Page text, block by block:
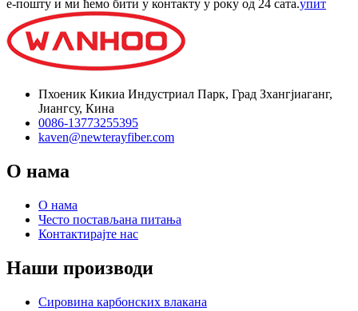
е-пошту и ми ћемо бити у контакту у року од 24 сата.упит
Пхоеник Кикиа Индустриал Парк, Град Зхангјиаганг,
Јиангсу, Кина
0086-13773255395
kaven@newterayfiber.com
О нама
О нама
Често постављана питања
Контактирајте нас
Наши производи
Сировина карбонских влакана